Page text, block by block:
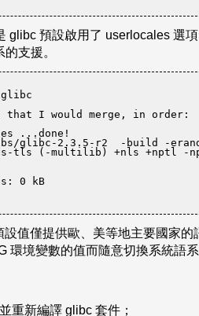
glibc 預設啟用了 userlocales 選
支援。
glibc
that I would merge, in order:
...done!
glibc-2.3.5-r2  -build -
0 kB
值僅提供歐、美等地主要國家
環境變數的值而隨意切換系統語系
重新編譯 glibc 套件；